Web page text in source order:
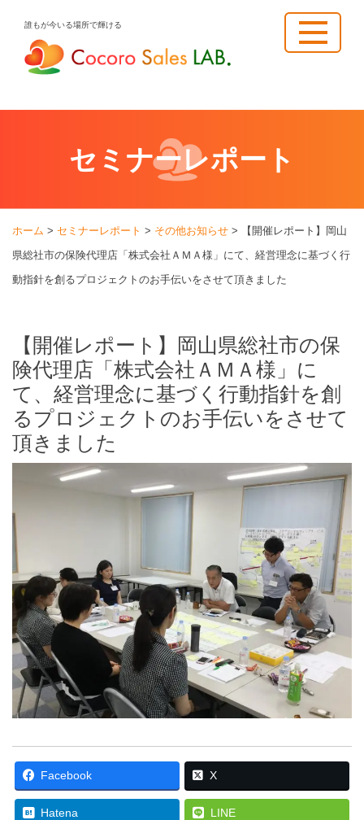
content
誰もが今いる場所で輝ける
セミナーレポート
ホーム > セミナーレポート > その他お知らせ >
【開催レポート】岡山
県総社市の保険代理店「株式会社ＡＭＡ様」にて、経営理念に基づく行
動指針を創るプロジェクトのお手伝いをさせて頂きました
【開催レポート】岡山県総社市の保
険代理店「株式会社ＡＭＡ様」に
て、経営理念に基づく行動指針を創
るプロジェクトのお手伝いをさせて
頂きました
Facebook X
Hatena LINE